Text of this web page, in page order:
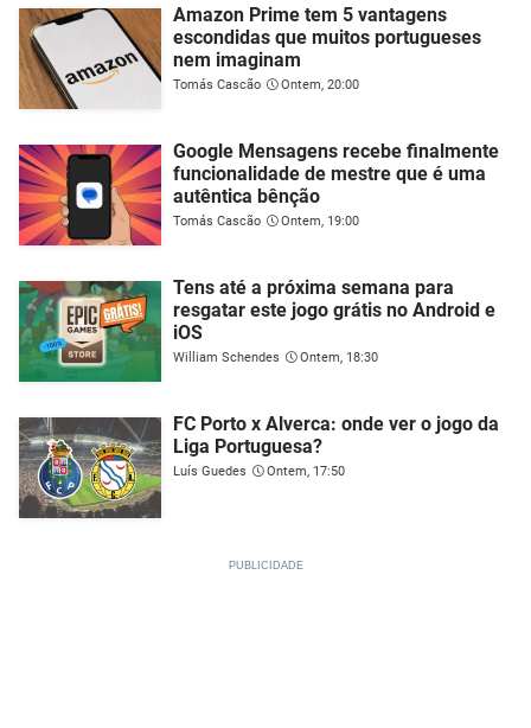
Amazon Prime tem 5 vantagens
escondidas que muitos portugueses
nem imaginam
Tomás Cascão Ontem, 20:00
Google Mensagens recebe finalmente
funcionalidade de mestre que é uma
autêntica bênção
Tomás Cascão Ontem, 19:00
Tens até a próxima semana para
resgatar este jogo grátis no Android e
iOS
William Schendes Ontem, 18:30
FC Porto x Alverca: onde ver o jogo da
Liga Portuguesa?
Luís Guedes Ontem, 17:50